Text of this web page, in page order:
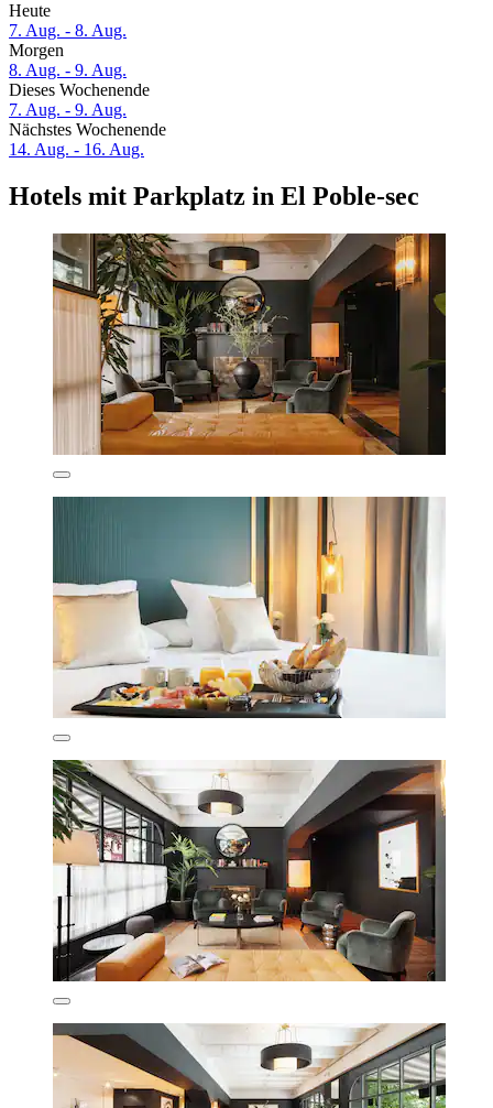
Heute
7. Aug. - 8. Aug.
Morgen
8. Aug. - 9. Aug.
Dieses Wochenende
7. Aug. - 9. Aug.
Nächstes Wochenende
14. Aug. - 16. Aug.
Hotels mit Parkplatz in El Poble-sec